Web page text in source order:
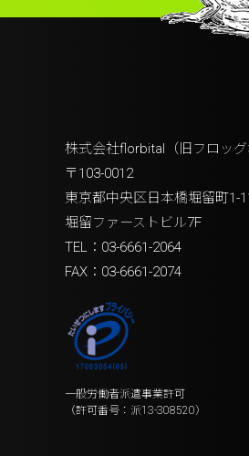
株式会社florbital（旧フロッグ
〒103-0012
東京都中央区日本橋堀留町1-
堀留ファーストビル7F
TEL：03-6661-2064
FAX：03-6661-2074
一般労働者派遣事業許可
（許可番号：派13-308520）